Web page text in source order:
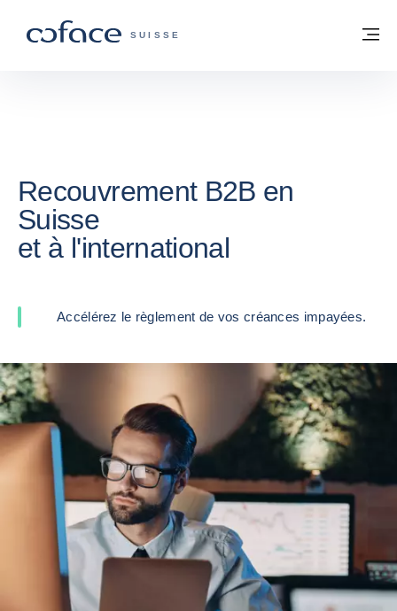
COFACE, FOR TRADE - PAGE
SUISSE
Retour à la page d'accueil
Recouvrement B2B en
Suisse
et à l'international
Accélérez le règlement de vos créances impayées.